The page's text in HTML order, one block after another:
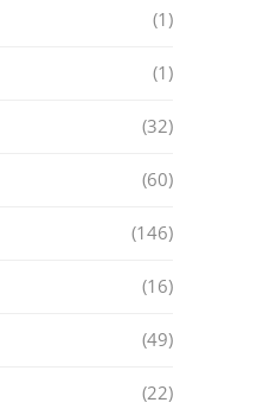
(1)
(1)
(32)
(60)
(146)
(16)
(49)
(22)